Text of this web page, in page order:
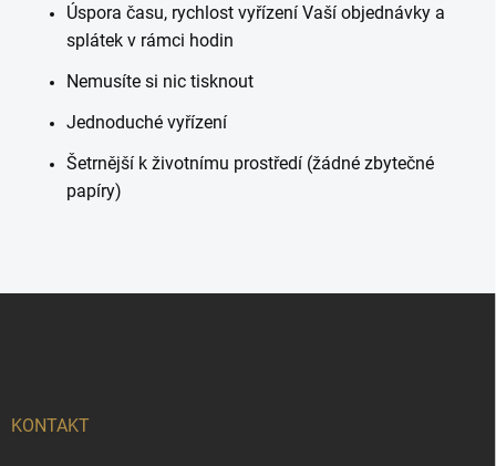
Úspora času, rychlost vyřízení Vaší objednávky a
splátek v rámci hodin
Nemusíte si nic tisknout
Jednoduché vyřízení
Šetrnější k životnímu prostředí (žádné zbytečné
papíry)
KONTAKT